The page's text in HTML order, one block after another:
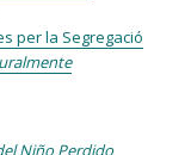
per la Segregació
Niño Perdido